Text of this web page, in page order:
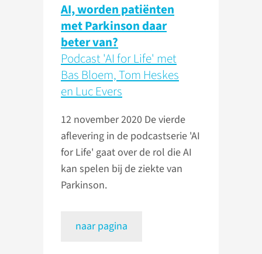
AI, worden patiënten
met Parkinson daar
beter van?
Podcast 'AI for Life' met
Bas Bloem, Tom Heskes
en Luc Evers
12 november 2020 De vierde
aflevering in de podcastserie 'AI
for Life' gaat over de rol die AI
kan spelen bij de ziekte van
Parkinson.
naar pagina